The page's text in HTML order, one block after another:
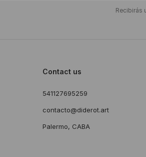
Recibirás
Contact us
541127695259
contacto@diderot.art
Palermo, CABA